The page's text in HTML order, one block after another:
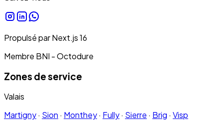
Propulsé parNext.js16
Membre BNI - Octodure
Zones de service
Valais
Martigny· Sion · Monthey· Fully· Sierre · Brig · Visp